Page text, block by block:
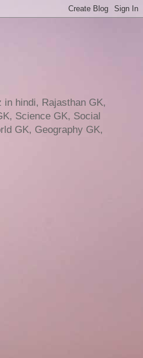
hindi, Rajasthan GK,
Science GK, Social
GK, Geography GK,